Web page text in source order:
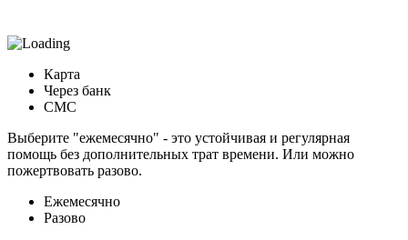
Карта
Через банк
СМС
Выберите "ежемесячно" - это устойчивая и регулярная
помощь без дополнительных трат времени. Или можно
пожертвовать разово.
Ежемесячно
Разово